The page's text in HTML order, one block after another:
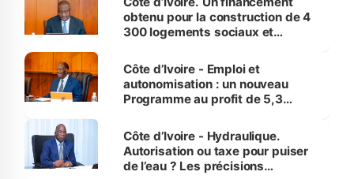
obtenu pour la construction de 4
300 logements sociaux et
et Yamoussoukro
Côte d’Ivoire - Emploi et
autonomisation : un nouveau
Programme au profit de 5,3
Côte d’Ivoire - Hydraulique.
Autorisation ou taxe pour puiser
de l’eau ? Les précisions